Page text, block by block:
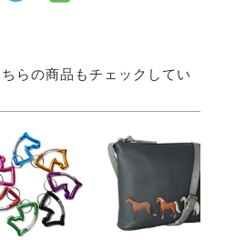
らの商品もチェックしてい